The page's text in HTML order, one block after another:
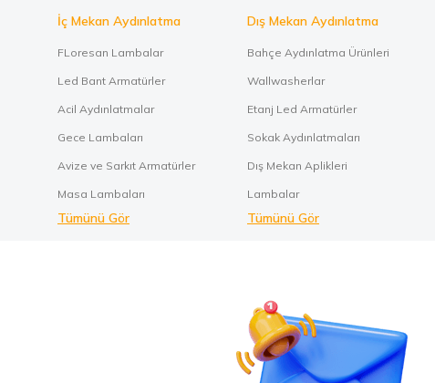
İç Mekan Aydınlatma
FLoresan Lambalar
Led Bant Armatürler
Acil Aydınlatmalar
Gece Lambaları
Avize ve Sarkıt Armatürler
Masa Lambaları
Tümünü Gör
Dış Mekan Aydınlatma
Bahçe Aydınlatma Ürünleri
Wallwasherlar
Etanj Led Armatürler
Sokak Aydınlatmaları
Dış Mekan Aplikleri
Lambalar
Tümünü Gör